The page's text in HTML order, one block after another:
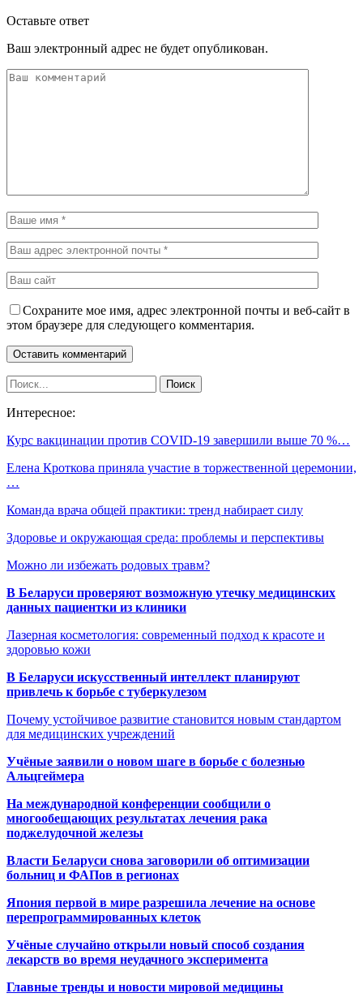
Оставьте ответ
Ваш электронный адрес не будет опубликован.
Сохраните мое имя, адрес электронной почты и веб-сайт в
этом браузере для следующего комментария.
Интересное:
Курс вакцинации против COVID-19 завершили выше 70 %…
Елена Кроткова приняла участие в торжественной церемонии,
…
Команда врача общей практики: тренд набирает силу
Здоровье и окружающая среда: проблемы и перспективы
Можно ли избежать родовых травм?
В Беларуси проверяют возможную утечку медицинских
данных пациентки из клиники
Лазерная косметология: современный подход к красоте и
здоровью кожи
В Беларуси искусственный интеллект планируют
привлечь к борьбе с туберкулезом
Почему устойчивое развитие становится новым стандартом
для медицинских учреждений
Учёные заявили о новом шаге в борьбе с болезнью
Альцгеймера
На международной конференции сообщили о
многообещающих результатах лечения рака
поджелудочной железы
Власти Беларуси снова заговорили об оптимизации
больниц и ФАПов в регионах
Япония первой в мире разрешила лечение на основе
перепрограммированных клеток
Учёные случайно открыли новый способ создания
лекарств во время неудачного эксперимента
Главные тренды и новости мировой медицины